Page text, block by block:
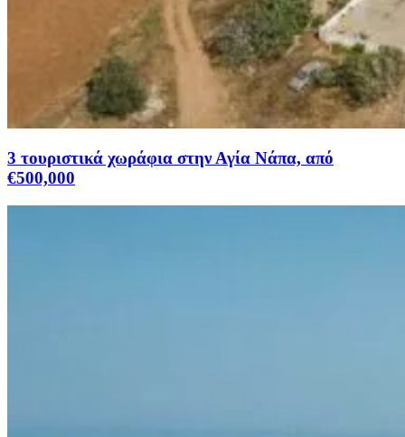
3 τουριστικά χωράφια στην Αγία Νάπα, από
€500,000